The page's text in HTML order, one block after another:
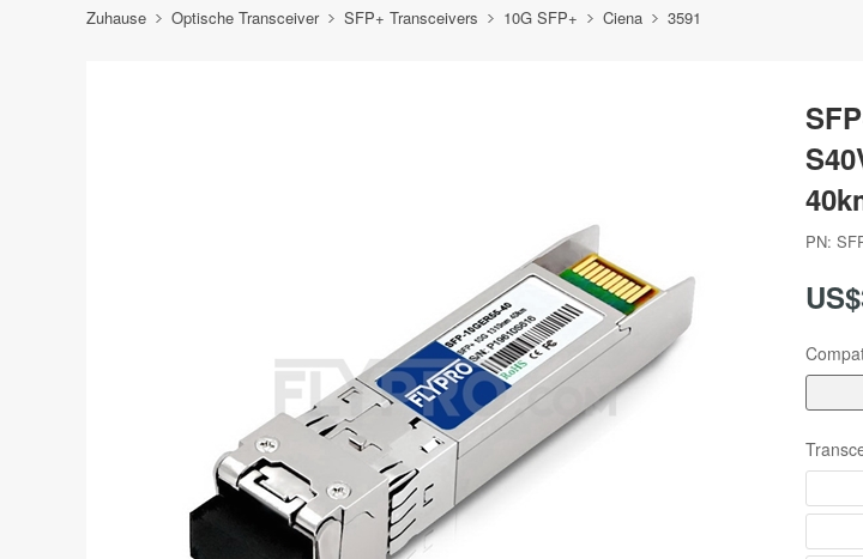
Zuhause Optische Transceiver SFP+ Transceivers 10G SFP+ Ciena 3591
PN: